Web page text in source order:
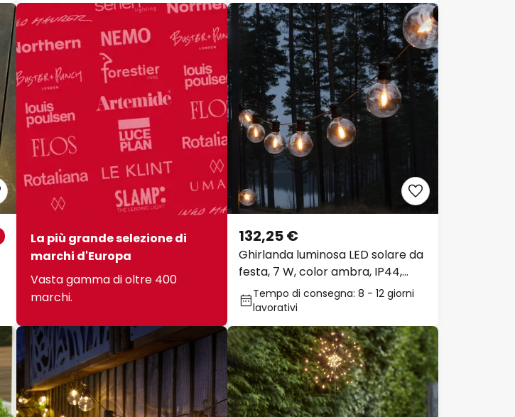
La più grande selezione di
marchi d'Europa
Vasta gamma di oltre 400
marchi.
Ghirlanda luminosa LED solare da
festa, 7 W, color ambra, IP44,
1800 K
132,25 €
Tempo di consegna: 8 - 12 giorni
lavorativi